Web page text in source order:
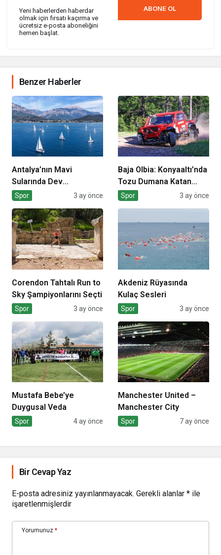
Yeni haberlerden haberdar
olmak için fırsatı kaçırma ve
ücretsiz e-posta aboneliğini
hemen başlat.
ABONE OL
Benzer Haberler
Antalya’nın Mavi
Sularında Dev
Organizasyon
Spor 3 ay önce
Baja Olbia: Konyaaltı’nda
Tozu Dumana Katan
Mücadele
Spor 3 ay önce
Corendon Tahtalı Run to
Sky Şampiyonlarını Seçti
Spor 3 ay önce
Akdeniz Rüyasında
Kulaç Sesleri
Spor 3 ay önce
Mustafa Bebe’ye
Duygusal Veda
Spor 4 ay önce
Manchester United –
Manchester City
Spor 7 ay önce
Bir Cevap Yaz
E-posta adresiniz yayınlanmayacak. Gerekli alanlar * ile
işaretlenmişlerdir
Yorumunuz *